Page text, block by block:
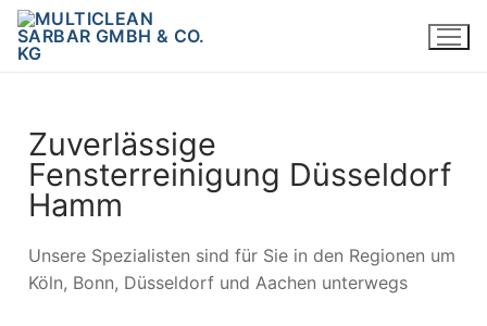
Zuverlässige
Fensterreinigung Düsseldorf
Hamm
Unsere Spezialisten sind für Sie in den Regionen um
Köln, Bonn, Düsseldorf und Aachen unterwegs